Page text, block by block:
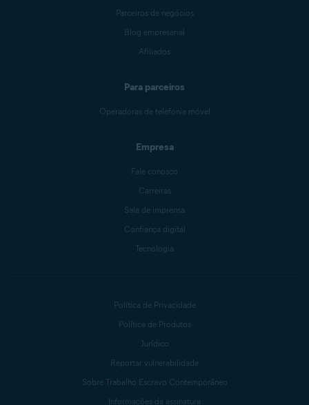
Parceiros de negócios
Blog empresarial
Afiliados
Para parceiros
Operadoras de telefonia móvel
Empresa
Fale conosco
Carreiras
Sala de imprensa
Confiança digital
Tecnologia
Política de Privacidade
Política de Produtos
Jurídico
Reportar vulnerabilidade
Sobre Trabalho Escravo Contemporâneo
Informações da assinatura